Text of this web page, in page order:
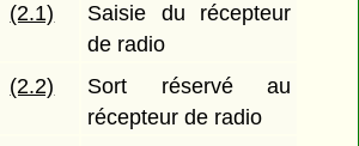
(2.1)
Saisie du récepteur
de radio
(2.2)
Sort réservé au
récepteur de radio